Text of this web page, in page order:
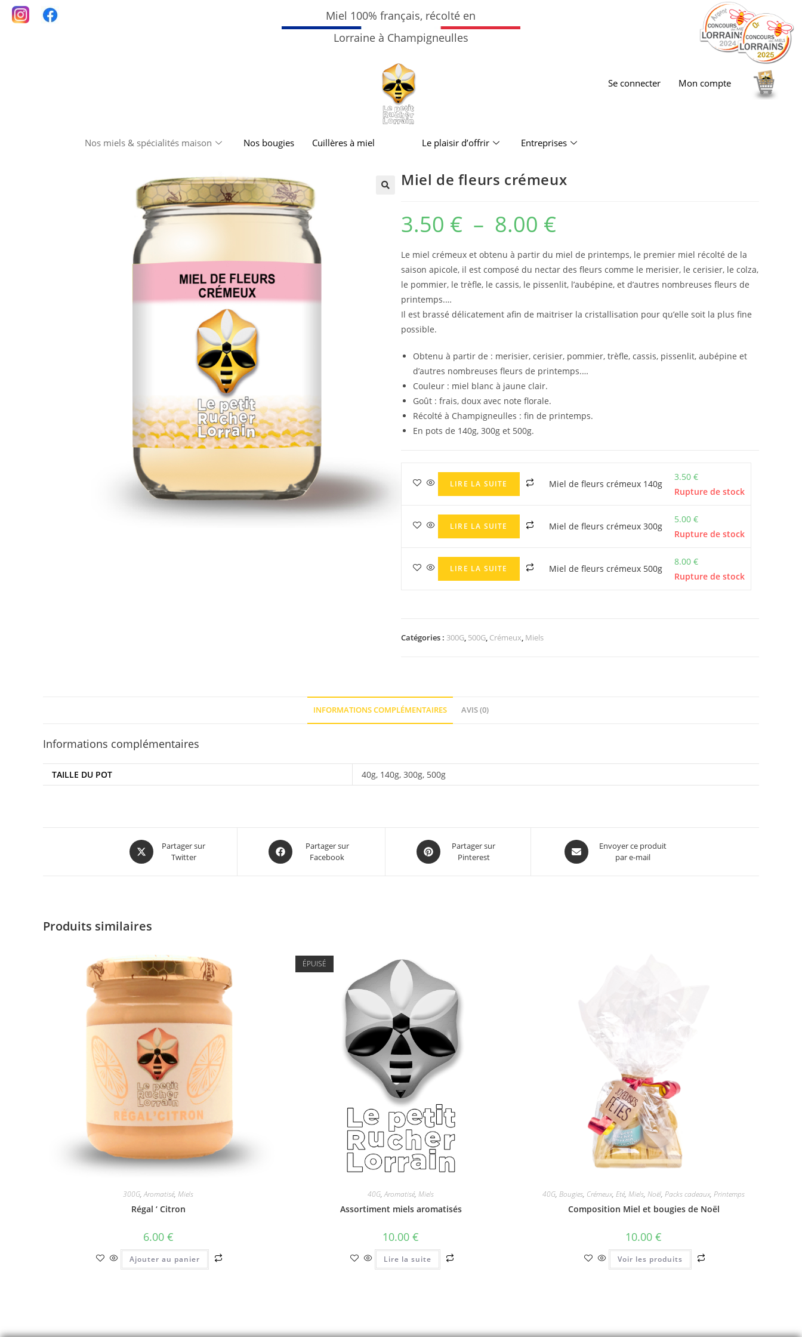
Miel 100% français, récolté en
Lorraine à Champigneulles
Nos miels & spécialités maison Nos bougies Cuillères à miel
Se connecter Mon compte
Le plaisir d’offrir Entreprises
Miel de fleurs crémeux
3.50 € – 8.00 €
Le miel crémeux et obtenu à partir du miel de printemps, le premier miel récolté de la
saison apicole, il est composé du nectar des fleurs comme le merisier, le cerisier, le colza,
le pommier, le trèfle, le cassis, le pissenlit, l’aubépine, et d’autres nombreuses fleurs de
printemps.…
Il est brassé délicatement afin de maitriser la cristallisation pour qu’elle soit la plus fine
possible.
Obtenu à partir de : merisier, cerisier, pommier, trèfle, cassis, pissenlit, aubépine et
d’autres nombreuses fleurs de printemps.…
Couleur : miel blanc à jaune clair.
Goût : frais, doux avec note florale.
Récolté à Champigneulles : fin de printemps.
En pots de 140g, 300g et 500g.
LIRE LA SUITE Miel de fleurs crémeux 140g
3.50 €
Rupture de stock
LIRE LA SUITE Miel de fleurs crémeux 300g
5.00 €
Rupture de stock
LIRE LA SUITE Miel de fleurs crémeux 500g
8.00 €
Rupture de stock
Catégories : 300G, 500G, Crémeux, Miels
INFORMATIONS COMPLÉMENTAIRES AVIS (0)
Informations complémentaires
TAILLE DU POT 40g, 140g, 300g, 500g
Partager sur
Twitter
Partager sur
Facebook
Partager sur
Pinterest
Envoyer ce produit
par e-mail
Produits similaires
300G,Aromatisé,Miels
Régal ‘ Citron
6.00 €
Ajouter au panier
ÉPUISÉ
40G,Aromatisé,Miels
Assortiment miels aromatisés
10.00€
Lire la suite
40G,Bougies, Crémeux,Eté,Miels,Noël,Packs cadeaux,Printemps
Composition Miel et bougies de Noël
10.00€
Voir les produits